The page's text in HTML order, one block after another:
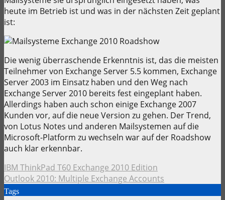
heute im Betrieb ist und was in der nächsten Zeit geplant
ist:
Die wenig überraschende Erkenntnis ist, das die meisten
Teilnehmer von Exchange Server 5.5 kommen, Exchange
Server 2003 im Einsatz haben und den Weg nach
Exchange Server 2010 bereits fest eingeplant haben.
Allerdings haben auch schon einige Exchange 2007
Kunden vor, auf die neue Version zu gehen. Der Trend,
von Lotus Notes und anderen Mailsystemen auf die
Microsoft-Platform zu wechseln war auf der Roadshow
auch klar erkennbar.
IBM ThinkPad T60 Exchange 2010 Edition
Outlook 2010: Multiple Exchange Accounts
Tags